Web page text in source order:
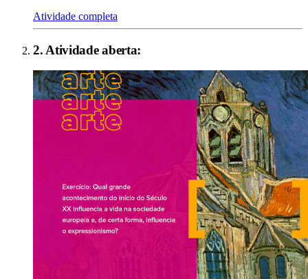
Atividade completa
2. Atividade aberta: